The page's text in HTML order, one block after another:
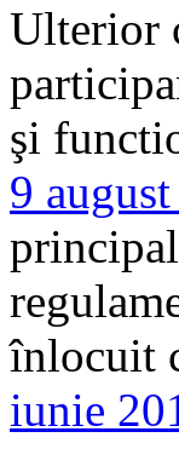
Ulterior
şi
9
înlocuit
iunie